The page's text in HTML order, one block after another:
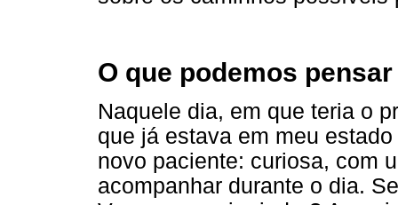
O que podemos
Naquele dia, em que teria o
que já estava em meu
novo paciente: curiosa, com
acompanhar durante o dia.